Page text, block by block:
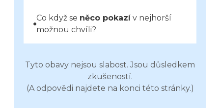
Co když se něco pokazív nejhorší
možnou chvíli?
Tyto obavy nejsou slabost. Jsou důsledkem
zkušeností.
(A odpovědi najdete na konci této stránky.)